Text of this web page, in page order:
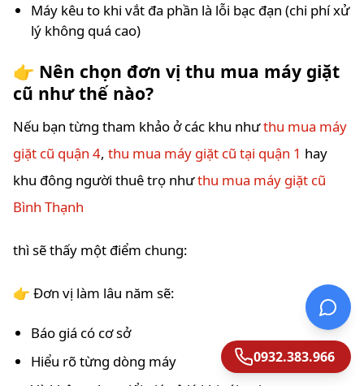
Máy kêu to khi vắt đa phần là lỗi bạc đạn (chi phí xử
lý không quá cao)
👉 Nên chọn đơn vị thu mua máy giặt
cũ như thế nào?
Nếu bạn từng tham khảo ở các khu nhưthu mua máy
giặt cũ quận 4, thu mua máy giặt cũ tại quận 1 hay
khu đông người thuê trọ nhưthu mua máy giặt cũ
Bình Thạnh
thì sẽ thấy một điểm chung:
👉 Đơn vị làm lâu năm sẽ:
Báo giá có cơ sở
Hiểu rõ từng dòng máy
0932.383.966